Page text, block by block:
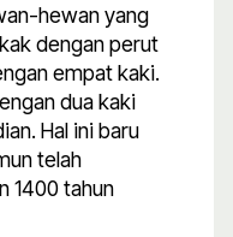
hewan yang
dengan perut
empat kaki.
dua kaki
Hal ini baru
telah
1400 tahun